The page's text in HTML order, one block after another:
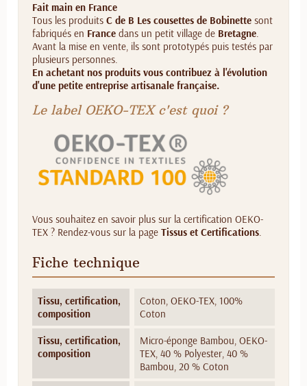
Fait main en France
Tous les produits C de B Les cousettes de Bobinette sont
fabriqués en France dans un petit village de Bretagne.
Avant la mise en vente, ils sont prototypés puis testés par
plusieurs personnes.
En achetant nos produits vous contribuez à l'évolution
d'une petite entreprise artisanale française.
Le label OEKO-TEX c'est quoi ?
Vous souhaitez en savoir plus sur la certification OEKO-
TEX ? Rendez-vous sur la page Tissus et Certifications.
Fiche technique
Tissu, certification,
composition
Coton, OEKO-TEX, 100%
Coton
Tissu, certification,
composition
Micro-éponge Bambou, OEKO-
TEX, 40 % Polyester, 40 %
Bambou, 20 % Coton